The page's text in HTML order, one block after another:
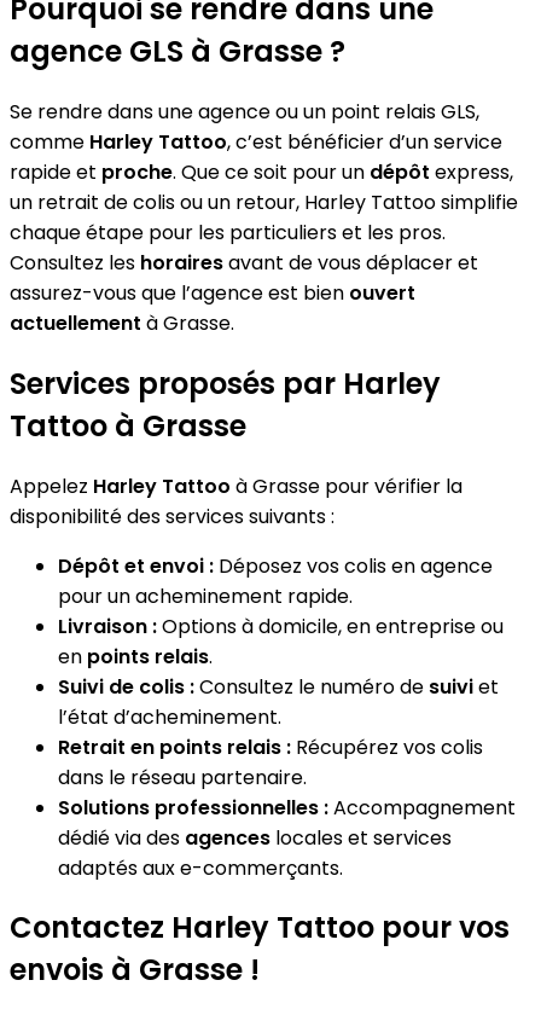
Pourquoi se rendre dans une
agence GLS à Grasse ?
Se rendre dans une agence ou un point relais GLS,
comme Harley Tattoo, c’est bénéficier d’un service
rapide et proche. Que ce soit pour un dépôt express,
un retrait de colis ou un retour, Harley Tattoo simplifie
chaque étape pour les particuliers et les pros.
Consultez les horairesavant de vous déplacer et
assurez-vous que l’agence est bien ouvert
actuellement à Grasse.
Services proposés par Harley
Tattoo à Grasse
Appelez Harley Tattoo à Grasse pour vérifier la
disponibilité des services suivants :
Dépôt et envoi : Déposez vos colis en agence
pour un acheminement rapide.
Livraison :Options à domicile, en entreprise ou
en points relais.
Suivi de colis :Consultez le numéro de suiviet
l’état d’acheminement.
Retrait en points relais : Récupérez vos colis
dans le réseau partenaire.
Solutions professionnelles :Accompagnement
dédié via des agences locales et services
adaptés aux e-commerçants.
Contactez Harley Tattoo pour vos
envois à Grasse !